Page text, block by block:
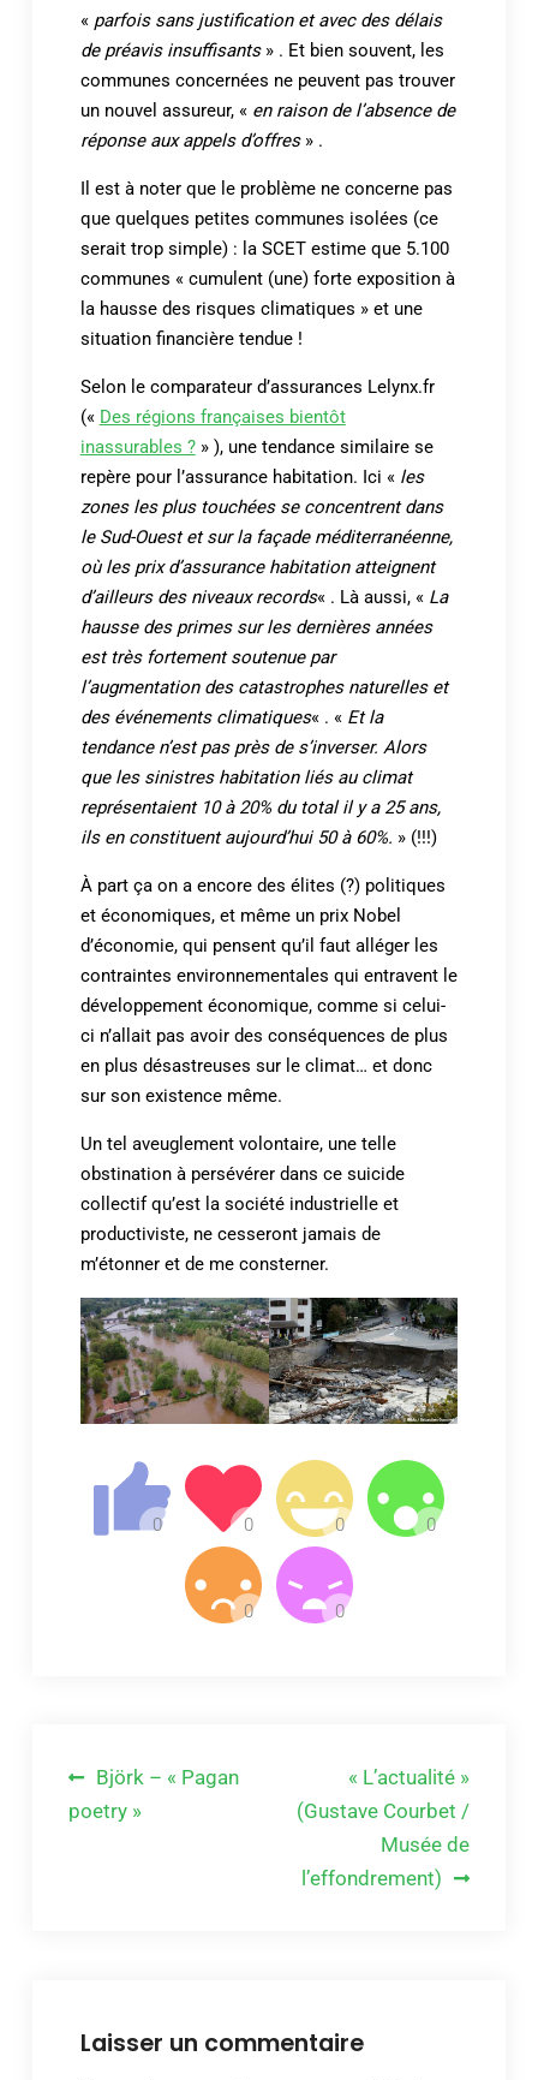
« parfois sans justification et avec des délais
de préavis insuffisants» . Et bien souvent, les
communes concernées ne peuvent pas trouver
un nouvel assureur, « en raison de l’absence de
réponse aux appels d’offres» .
Il est à noter que le problème ne concerne pas
que quelques petites communes isolées (ce
serait trop simple) : la SCET estime que 5.100
communes « cumulent (une) forte exposition à
la hausse des risques climatiques » et une
situation financière tendue !
Selon le comparateur d’assurances Lelynx.fr
(« Des régions françaises bientôt
inassurables ?» ), une tendance similaire se
repère pour l’assurance habitation. Ici « les
zones les plus touchées se concentrent dans
le Sud-Ouest et sur la façade méditerranéenne,
où les prix d’assurance habitation atteignent
d’ailleurs des niveaux records« . Là aussi, « La
hausse des primes sur les dernières années
est très fortement soutenue par
l’augmentation des catastrophes naturelles et
des événements climatiques« . « Et la
tendance n’est pas près de s’inverser. Alors
que les sinistres habitation liés au climat
représentaient 10 à 20% du total il y a 25 ans,
ils en constituent aujourd’hui 50 à 60%. » (!!!)
À part ça on a encore des élites (?) politiques
et économiques, et même un prix Nobel
d’économie, qui pensent qu’il faut alléger les
contraintes environnementales qui entravent le
développement économique, comme si celui-
ci n’allait pas avoir des conséquences de plus
en plus désastreuses sur le climat… et donc
sur son existence même.
Un tel aveuglement volontaire, une telle
obstination à persévérer dans ce suicide
collectif qu’est la société industrielle et
productiviste, ne cesseront jamais de
m’étonner et de me consterner.
Navigation
de
Björk – « Pagan
poetry »
« L’actualité »
(Gustave Courbet /
Musée de
l’effondrement)
Laisser un commentaire